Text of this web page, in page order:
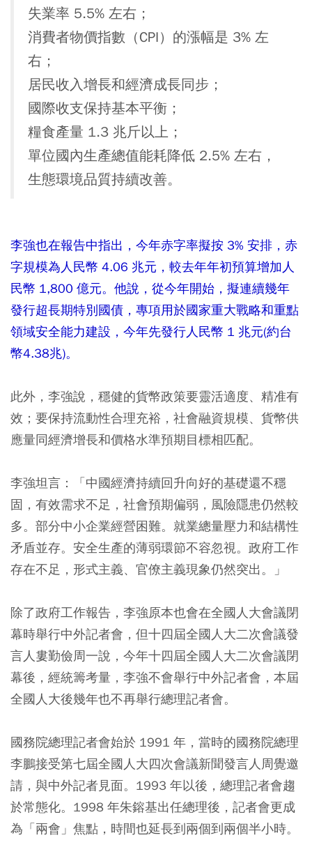
失業率 5.5% 左右；
消費者物價指數（CPI）的漲幅是 3% 左
右；
居民收入增長和經濟成長同步；
國際收支保持基本平衡；
糧食產量 1.3 兆斤以上；
單位國內生產總值能耗降低 2.5% 左右，
生態環境品質持續改善。
李強也在報告中指出，今年赤字率擬按 3% 安排，赤
字規模為人民幣 4.06 兆元，較去年年初預算增加人
民幣 1,800 億元。他說，從今年開始，擬連續幾年
發行超長期特別國債，專項用於國家重大戰略和重點
領域安全能力建設，今年先發行人民幣 1 兆元(約台
幣4.38兆)。
此外，李強說，穩健的貨幣政策要靈活適度、精准有
效；要保持流動性合理充裕，社會融資規模、貨幣供
應量同經濟增長和價格水準預期目標相匹配。
李強坦言：「中國經濟持續回升向好的基礎還不穩
固，有效需求不足，社會預期偏弱，風險隱患仍然較
多。部分中小企業經營困難。就業總量壓力和結構性
矛盾並存。安全生產的薄弱環節不容忽視。政府工作
存在不足，形式主義、官僚主義現象仍然突出。」
除了政府工作報告，李強原本也會在全國人大會議閉
幕時舉行中外記者會，但十四屆全國人大二次會議發
言人婁勤儉周一說，今年十四屆全國人大二次會議閉
幕後，經統籌考量，李強不會舉行中外記者會，本屆
全國人大後幾年也不再舉行總理記者會。
國務院總理記者會始於 1991 年，當時的國務院總理
李鵬接受第七屆全國人大四次會議新聞發言人周覺邀
請，與中外記者見面。1993 年以後，總理記者會趨
於常態化。1998 年朱鎔基出任總理後，記者會更成
為「兩會」焦點，時間也延長到兩個到兩個半小時。